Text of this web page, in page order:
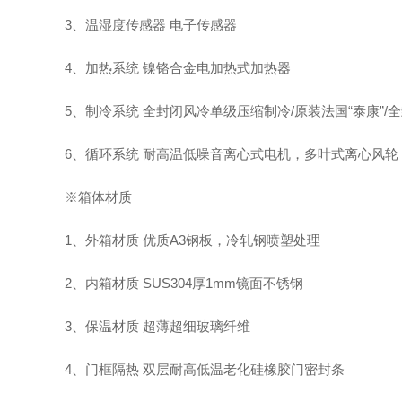
3、温湿度传感器 电子传感器
4、加热系统 镍铬合金电加热式加热器
5、制冷系统 全封闭风冷单级压缩制冷/原装法国“泰康”/
6、循环系统 耐高温低噪音离心式电机，多叶式离心风轮
※箱体材质
1、外箱材质 优质A3钢板，冷轧钢喷塑处理
2、内箱材质 SUS304厚1mm镜面不锈钢
3、保温材质 超薄超细玻璃纤维
4、门框隔热 双层耐高低温老化硅橡胶门密封条